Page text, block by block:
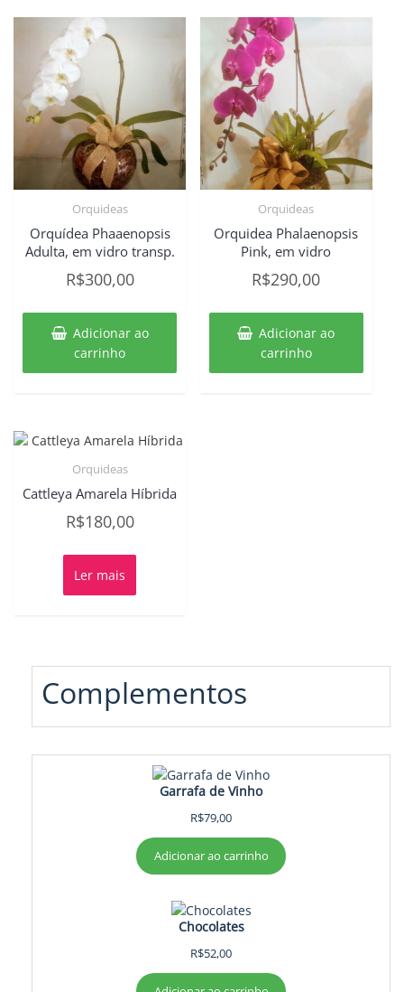
Orquideas
Orquídea Phaaenopsis
Adulta, em vidro transp.
R$300,00
Adicionar ao
carrinho
Orquideas
Orquidea Phalaenopsis
Pink, em vidro
R$290,00
Adicionar ao
carrinho
Orquideas
Cattleya Amarela Híbrida
R$180,00
Ler mais
Complementos
Garrafa de Vinho
R$79,00
Adicionar ao carrinho
Chocolates
R$52,00